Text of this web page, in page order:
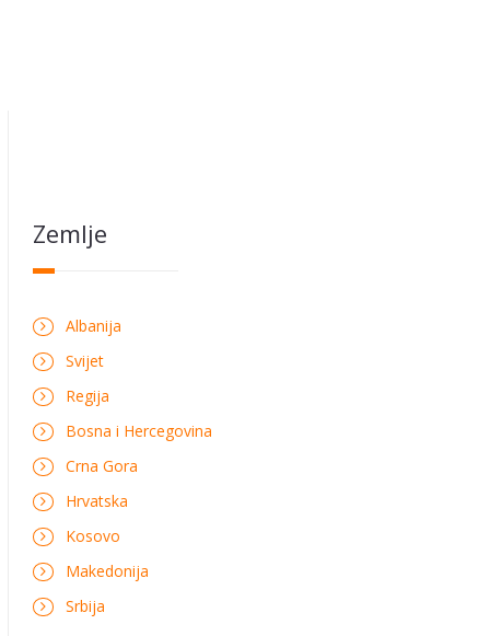
Zemlje
Albanija
Svijet
Regija
Bosna i Hercegovina
Crna Gora
Hrvatska
Kosovo
Makedonija
Srbija